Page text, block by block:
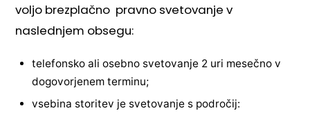
voljo brezplačno pravno svetovanje v
naslednjem obsegu:
telefonsko ali osebno svetovanje 2 uri mesečno v
dogovorjenem terminu;
vsebina storitev je svetovanje s področij: